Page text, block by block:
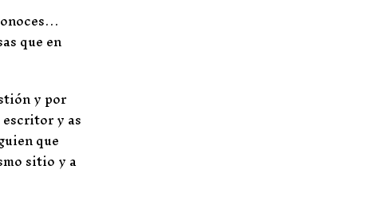
que en
y por
y as
que
sitio y a